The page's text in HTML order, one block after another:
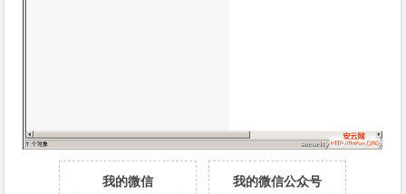
我的微信
我的微信公众号